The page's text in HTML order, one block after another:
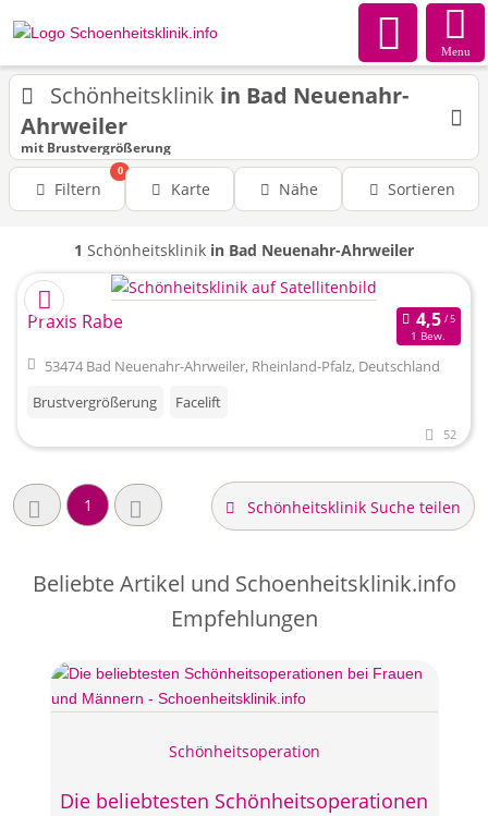
Menu
Schönheitsklinik in Bad Neuenahr-
Ahrweiler
mit Brustvergrößerung
Filtern
0
Karte Nähe Sortieren
1 Schönheitsklinik in Bad Neuenahr-Ahrweiler
Praxis Rabe
1 Bew.
53474 Bad Neuenahr-Ahrweiler, Rheinland-Pfalz, Deutschland
Brustvergrößerung
Facelift
52
1 Schönheitsklinik Suche teilen
Beliebte Artikel und Schoenheitsklinik.info
Empfehlungen
Die beliebtesten Schönheitsoperationen
Schönheitsoperation